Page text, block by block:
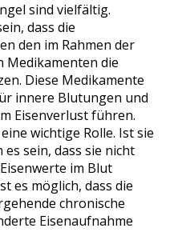
sind vielfältig.
dass die
den im Rahmen der
Medikamenten die
Diese Medikamente
innere Blutungen und
Eisenverlust führen.
wichtige Rolle. Ist sie
sein, dass sie nicht
im Blut
es möglich, dass die
chronische
Eisenaufnahme